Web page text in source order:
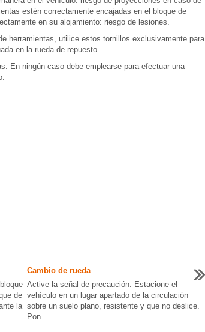
estén correctamente encajadas en el bloque de
en su alojamiento: riesgo de lesiones.
herramientas, utilice estos tornillos exclusivamente para
en la rueda de repuesto.
En ningún caso debe emplearse para efectuar una
de
la
Cambio de rueda
Active la señal de precaución. Estacione el
vehículo en un lugar apartado de la circulación
sobre un suelo plano, resistente y que no deslice.
Pon ...